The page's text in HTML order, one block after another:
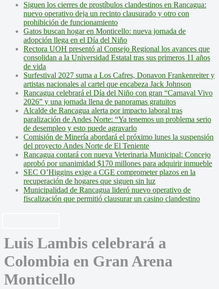
Siguen los cierres de prostíbulos clandestinos en Rancagua:
nuevo operativo deja un recinto clausurado y otro con
prohibición de funcionamiento
Gatos buscan hogar en Monticello: nueva jornada de
adopción llega en el Día del Niño
Rectora UOH presentó al Consejo Regional los avances que
consolidan a la Universidad Estatal tras sus primeros 11 años
de vida
Surfestival 2027 suma a Los Cafres, Donavon Frankenreiter y
artistas nacionales al cartel que encabeza Jack Johnson
Rancagua celebrará el Día del Niño con gran “Carnaval Vivo
2026” y una jornada llena de panoramas gratuitos
Alcalde de Rancagua alerta por impacto laboral tras
paralización de Andes Norte: “Ya tenemos un problema serio
de desempleo y esto puede agravarlo
Comisión de Minería abordará el próximo lunes la suspensión
del proyecto Andes Norte de El Teniente
Rancagua contará con nueva Veterinaria Municipal: Concejo
aprobó por unanimidad $170 millones para adquirir inmueble
SEC O’Higgins exige a CGE comprometer plazos en la
recuperación de hogares que siguen sin luz
Municipalidad de Rancagua lideró nuevo operativo de
fiscalización que permitió clausurar un casino clandestino
Luis Lambis celebrará a
Colombia en Gran Arena
Monticello